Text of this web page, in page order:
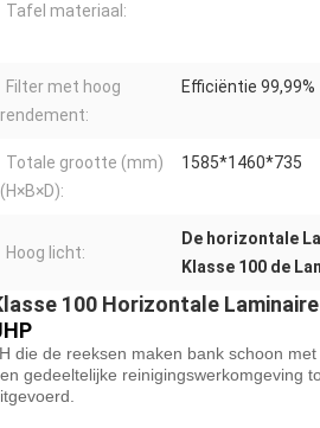
Tafel materiaal:
Filter met hoog
rendement:
Efficiëntie 99,99%
Totale grootte (mm)
(H×B×D):
1585*1460*735
Hoog licht:
De horizontale
Klasse 100 de
100 Horizontale
die de reeksen maken bank schoon
gedeeltelijke reinigingswerkomgeving